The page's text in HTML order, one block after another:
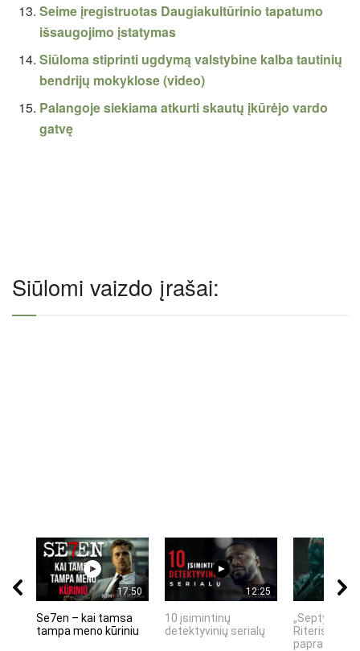
Seime įregistruotas Daugiakultūrinio tapatumo
išsaugojimo įstatymas
Siūloma stiprinti ugdymą valstybine kalba tautinių
bendrijų mokyklose (video)
Palangoje siekiama atkurti skautų įkūrėjo vardo
gatvę
Siūlomi vaizdo įrašai:
17:50
Se7en – kai tamsa
tampa meno kūriniu
12:25
10 įsimintinų
detektyvinių serialų
„Septynių
Riteris" – kai